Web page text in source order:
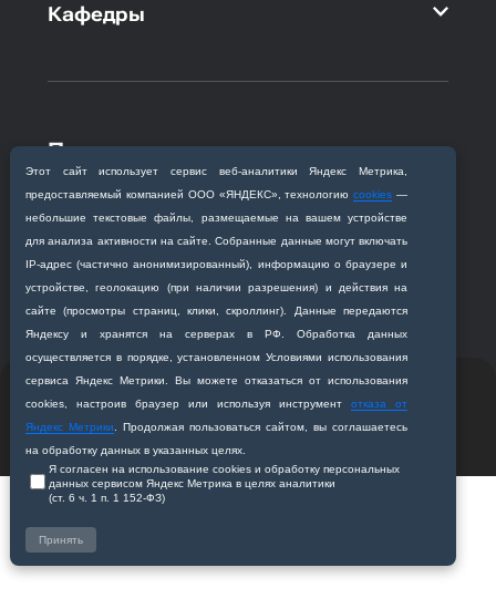
Этот сайт использует сервис веб‑аналитики Яндекс Метрика,
предоставляемый компанией ООО «ЯНДЕКС», технологиюcookies —
небольшие текстовые файлы, размещаемые на вашем устройстве
для анализа активности на сайте. Собранные данные могут включать
IP‑адрес (частично анонимизированный), информацию о браузере и
устройстве, геолокацию (при наличии разрешения) и действия на
сайте (просмотры страниц, клики, скроллинг). Данные передаются
Яндексу и хранятся на серверах в РФ. Обработка данных
осуществляется в порядке, установленном Условиями использования
сервиса Яндекс Метрики. Вы можете отказаться от использования
cookies, настроив браузер или используя инструментотказа от
Яндекс Метрики . Продолжая пользоваться сайтом, вы соглашаетесь
на обработку данных в указанных целях.
Я согласен на использование cookies и обработку персональных
данных сервисом Яндекс Метрика в целях аналитики
(ст. 6 ч. 1 п. 1 152‑ФЗ)
Принять
Кафедры
Приемная комиссия
Благовещенск, ул. Горького, 95
+7 (4162) 319‒016
abitur@amursma.su
Сведения об образовательной
организации
медицинская академия
Разработано студией